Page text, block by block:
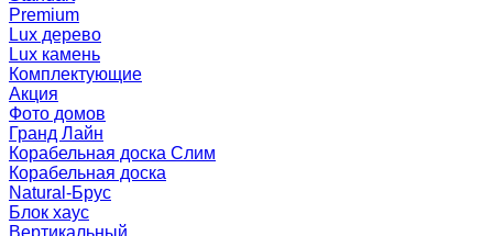
Premium
Lux дерево
Lux камень
Комплектующие
Акция
Фото домов
Гранд Лайн
Корабельная доска Слим
Корабельная доска
Natural-Брус
Блок хаус
Вертикальный